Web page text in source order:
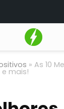
» As 10
e mais!